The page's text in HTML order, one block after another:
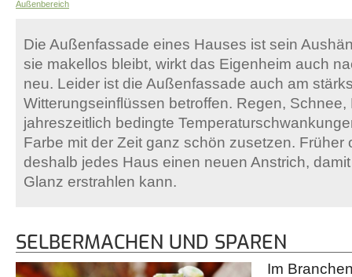
Außenbereich
Die Außenfassade eines Hauses ist sein
sie makellos bleibt, wirkt das Eigenheim auch
neu. Leider ist die Außenfassade auch am
Witterungseinflüssen betroffen. Regen, Schnee,
jahreszeitlich bedingte
Farbe mit der Zeit ganz schön zusetzen. Früher
deshalb jedes Haus einen neuen Anstrich,
Glanz erstrahlen kann.
SELBERMACHEN UND SPAREN
Im